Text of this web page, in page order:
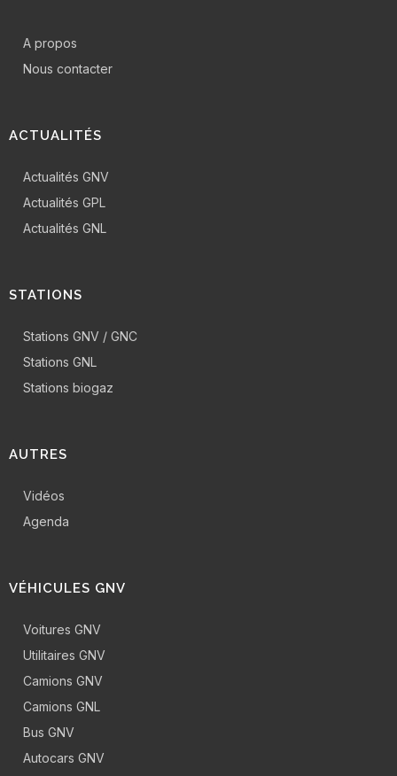
A propos
Nous contacter
ACTUALITÉS
Actualités GNV
Actualités GPL
Actualités GNL
STATIONS
Stations GNV / GNC
Stations GNL
Stations biogaz
AUTRES
Vidéos
Agenda
VÉHICULES GNV
Voitures GNV
Utilitaires GNV
Camions GNV
Camions GNL
Bus GNV
Autocars GNV